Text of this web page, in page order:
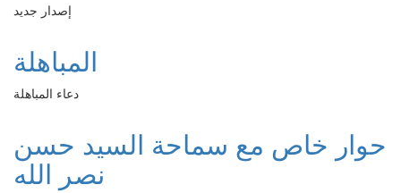
إصدار جديد
المباهلة
دعاء المباهلة
حوار خاص مع سماحة السيد حسن
نصر الله